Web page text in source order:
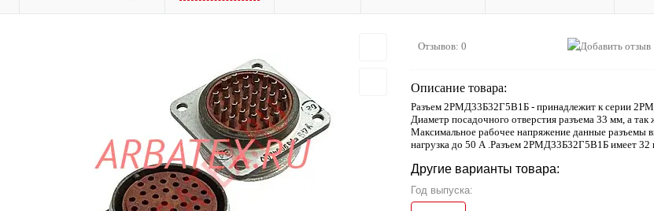
Отзывов: 0
Описание товара:
Разъем 2РМД33Б32Г5В1Б - принадлежит к серии
Диаметр посадочного отверстия разъема 33 мм, а так
Максимальное рабочее напряжение данные разъемы
нагрузка до 50 А .Разъем 2РМД33Б32Г5В1Б имеет 32
Другие варианты товара:
Год выпуска: